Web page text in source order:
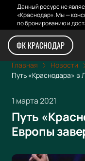
Данный ресурс не
«Краснодар». Мы —
по бронированию и
ФК КРАСНОДАР
Главная
Новости
Путь «Краснодара» в
1 марта 2021
Путь
Европы